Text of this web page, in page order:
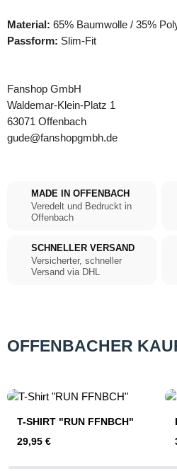
Material: 65% Baumwolle / 35%
Passform: Slim-Fit
Fanshop GmbH
Waldemar-Klein-Platz 1
63071 Offenbach
gude@fanshopgmbh.de
MADE IN OFFENBACH
Veredelt und Bedruckt in
Offenbach
SCHNELLER VERSAND
Versicherter, schneller
Versand via DHL
OFFENBACHER
T-SHIRT "RUN FFNBCH"
Regulärer Preis:
29,95 €